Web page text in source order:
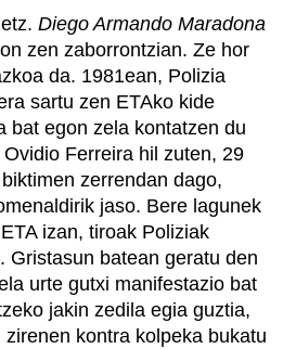
Diego Armando Maradona
zen zaborrontzian. Ze hor
da. 1981ean, Polizia
sartu zen ETAko kide
bat egon zela kontatzen du
Ferreira hil zuten, 29
zerrendan dago,
jaso. Bere lagunek
izan, tiroak Poliziak
Gristasun batean geratu den
urte gutxi manifestazio bat
jakin zedila egia guztia,
kontra kolpeka bukatu